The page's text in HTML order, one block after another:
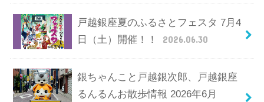
戸越銀座夏のふるさとフェスタ 7月4
日（土）開催！！
2026.06.30
銀ちゃんこと戸越銀次郎、戸越銀座
るんるんお散歩情報 2026年6月